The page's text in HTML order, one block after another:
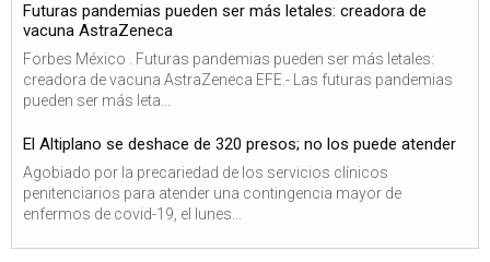
Futuras pandemias pueden ser más letales: creadora de
vacuna AstraZeneca
Forbes México . Futuras pandemias pueden ser más letales:
creadora de vacuna AstraZeneca EFE.- Las futuras pandemias
pueden ser más leta...
El Altiplano se deshace de 320 presos; no los puede atender
Agobiado por la precariedad de los servicios clínicos
penitenciarios para atender una contingencia mayor de
enfermos de covid-19, el lunes...